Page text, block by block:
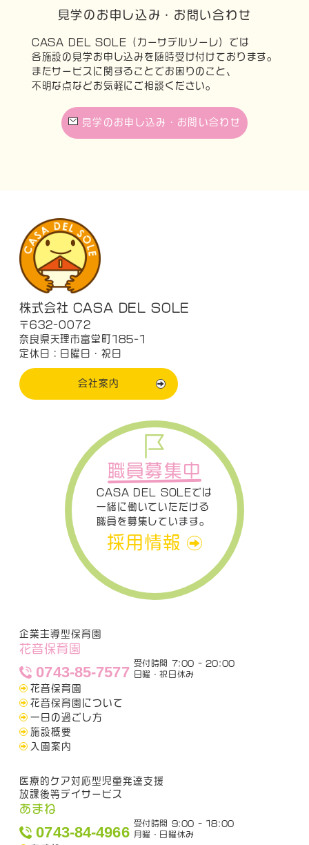
見学のお申し込み・お問い合わせ
CASA DEL SOLE（カーサデルソーレ）では
各施設の見学お申し込みを随時受け付けております。
またサービスに関することでお困りのこと、
不明な点などお気軽にご相談ください。
見学のお申し込み・お問い合わせ
株式会社 CASA DEL SOLE
〒632-0072
奈良県天理市富堂町185-1
定休日：日曜日・祝日
会社案内
職員募集中
CASA DEL SOLEでは
一緒に働いていただける
職員を募集しています。
採用情報
企業主導型保育園
花音保育園
0743-85-7577
受付時間 7:00 - 20:00
日曜・祝日休み
花音保育園
花音保育園について
一日の過ごし方
施設概要
入園案内
医療的ケア対応型児童発達支援
放課後等デイサービス
あまね
0743-84-4966
受付時間 9:00 - 18:00
月曜・日曜休み